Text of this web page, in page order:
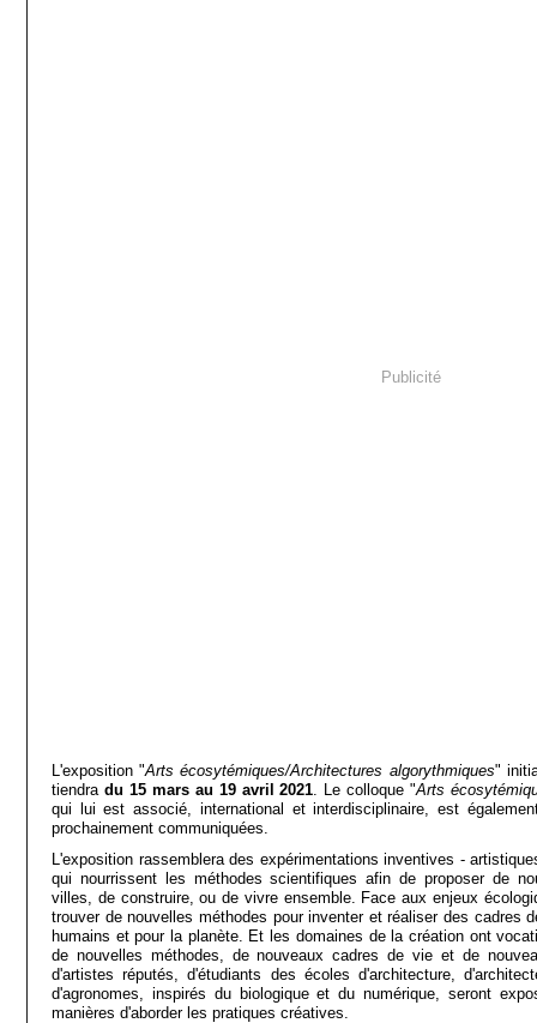
Publicité
L'exposition "Arts écosytémiques/Architectures algorythmiques"
tiendra du 15 mars au 19 avril 2021. Le colloque "Arts
qui lui est associé, international et interdisciplinaire, est
prochainement communiquées.
L'exposition rassemblera des expérimentations inventives -
qui nourrissent les méthodes scientifiques afin de proposer de
villes, de construire, ou de vivre ensemble. Face aux enjeux
trouver de nouvelles méthodes pour inventer et réaliser des cadres
humains et pour la planète. Et les domaines de la création ont
de nouvelles méthodes, de nouveaux cadres de vie et de
d'artistes réputés, d'étudiants des écoles d'architecture,
d'agronomes, inspirés du biologique et du numérique, seront
manières d'aborder les pratiques créatives.